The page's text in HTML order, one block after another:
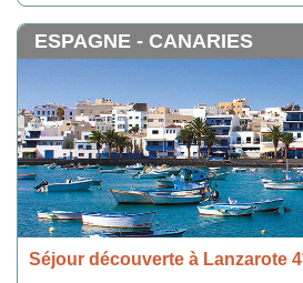
ESPAGNE - CANARIES
Séjour découverte à Lanzarote